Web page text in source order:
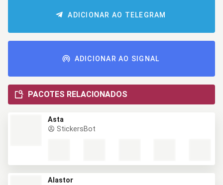
ADICIONAR AO TELEGRAM
ADICIONAR AO SIGNAL
PACOTES RELACIONADOS
Asta
StickersBot
Alastor